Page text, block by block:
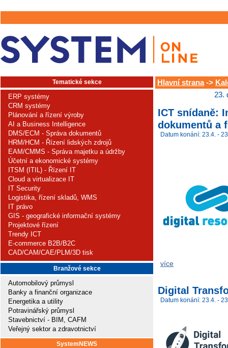
Tematické sekce
ERP systémy
CRM systémy
Plánování a řízení výroby
AI a Business Intelligence
DMS/ECM - Správa dokumentů
HRM/HCM - Řízení lidských zdrojů
EAM/CMMS - Správa majetku a údržby
Účetní a ekonomické systémy
ITSM (ITIL) - Řízení IT
Cloud a virtualizace IT
IT Security
Logistika, řízení skladů, WMS
IT právo
GIS - geografické informační systémy
Projektové řízení
Trendy ICT
E-commerce B2B/B2C
CAD/CAM/CAE/PLM/3D tisk
Branžové sekce
Automobilový průmysl
Banky a finanční organizace
Energetika a utility
Potravinářský průmysl
Stavebnictví - BIM, CAFM
Veřejný sektor a zdravotnictví
SystemNEWS
Hlavní strana->
23.
ICT snídaně:
dokumentů a
Datum konání: 23.4. -
více
Digital
Datum konání: 23.4. -